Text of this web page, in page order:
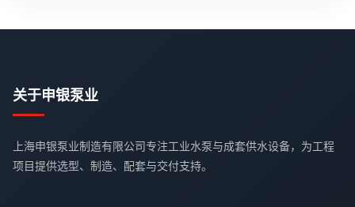
关于申银泵业
上海申银泵业制造有限公司专注工业水泵与成套供水设备，为工程
项目提供选型、制造、配套与交付支持。